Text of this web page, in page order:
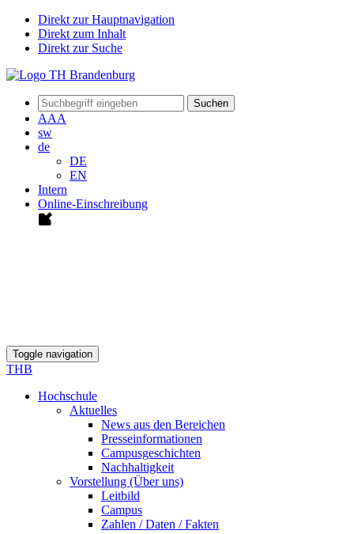
Direkt zur Hauptnavigation
Direkt zum Inhalt
Direkt zur Suche
Suchen
AAA
sw
de
DE
EN
Intern
Online-Einschreibung
Toggle navigation
THB
Hochschule
Aktuelles
News aus den Bereichen
Presseinformationen
Campusgeschichten
Nachhaltigkeit
Vorstellung (Über uns)
Leitbild
Campus
Zahlen / Daten / Fakten